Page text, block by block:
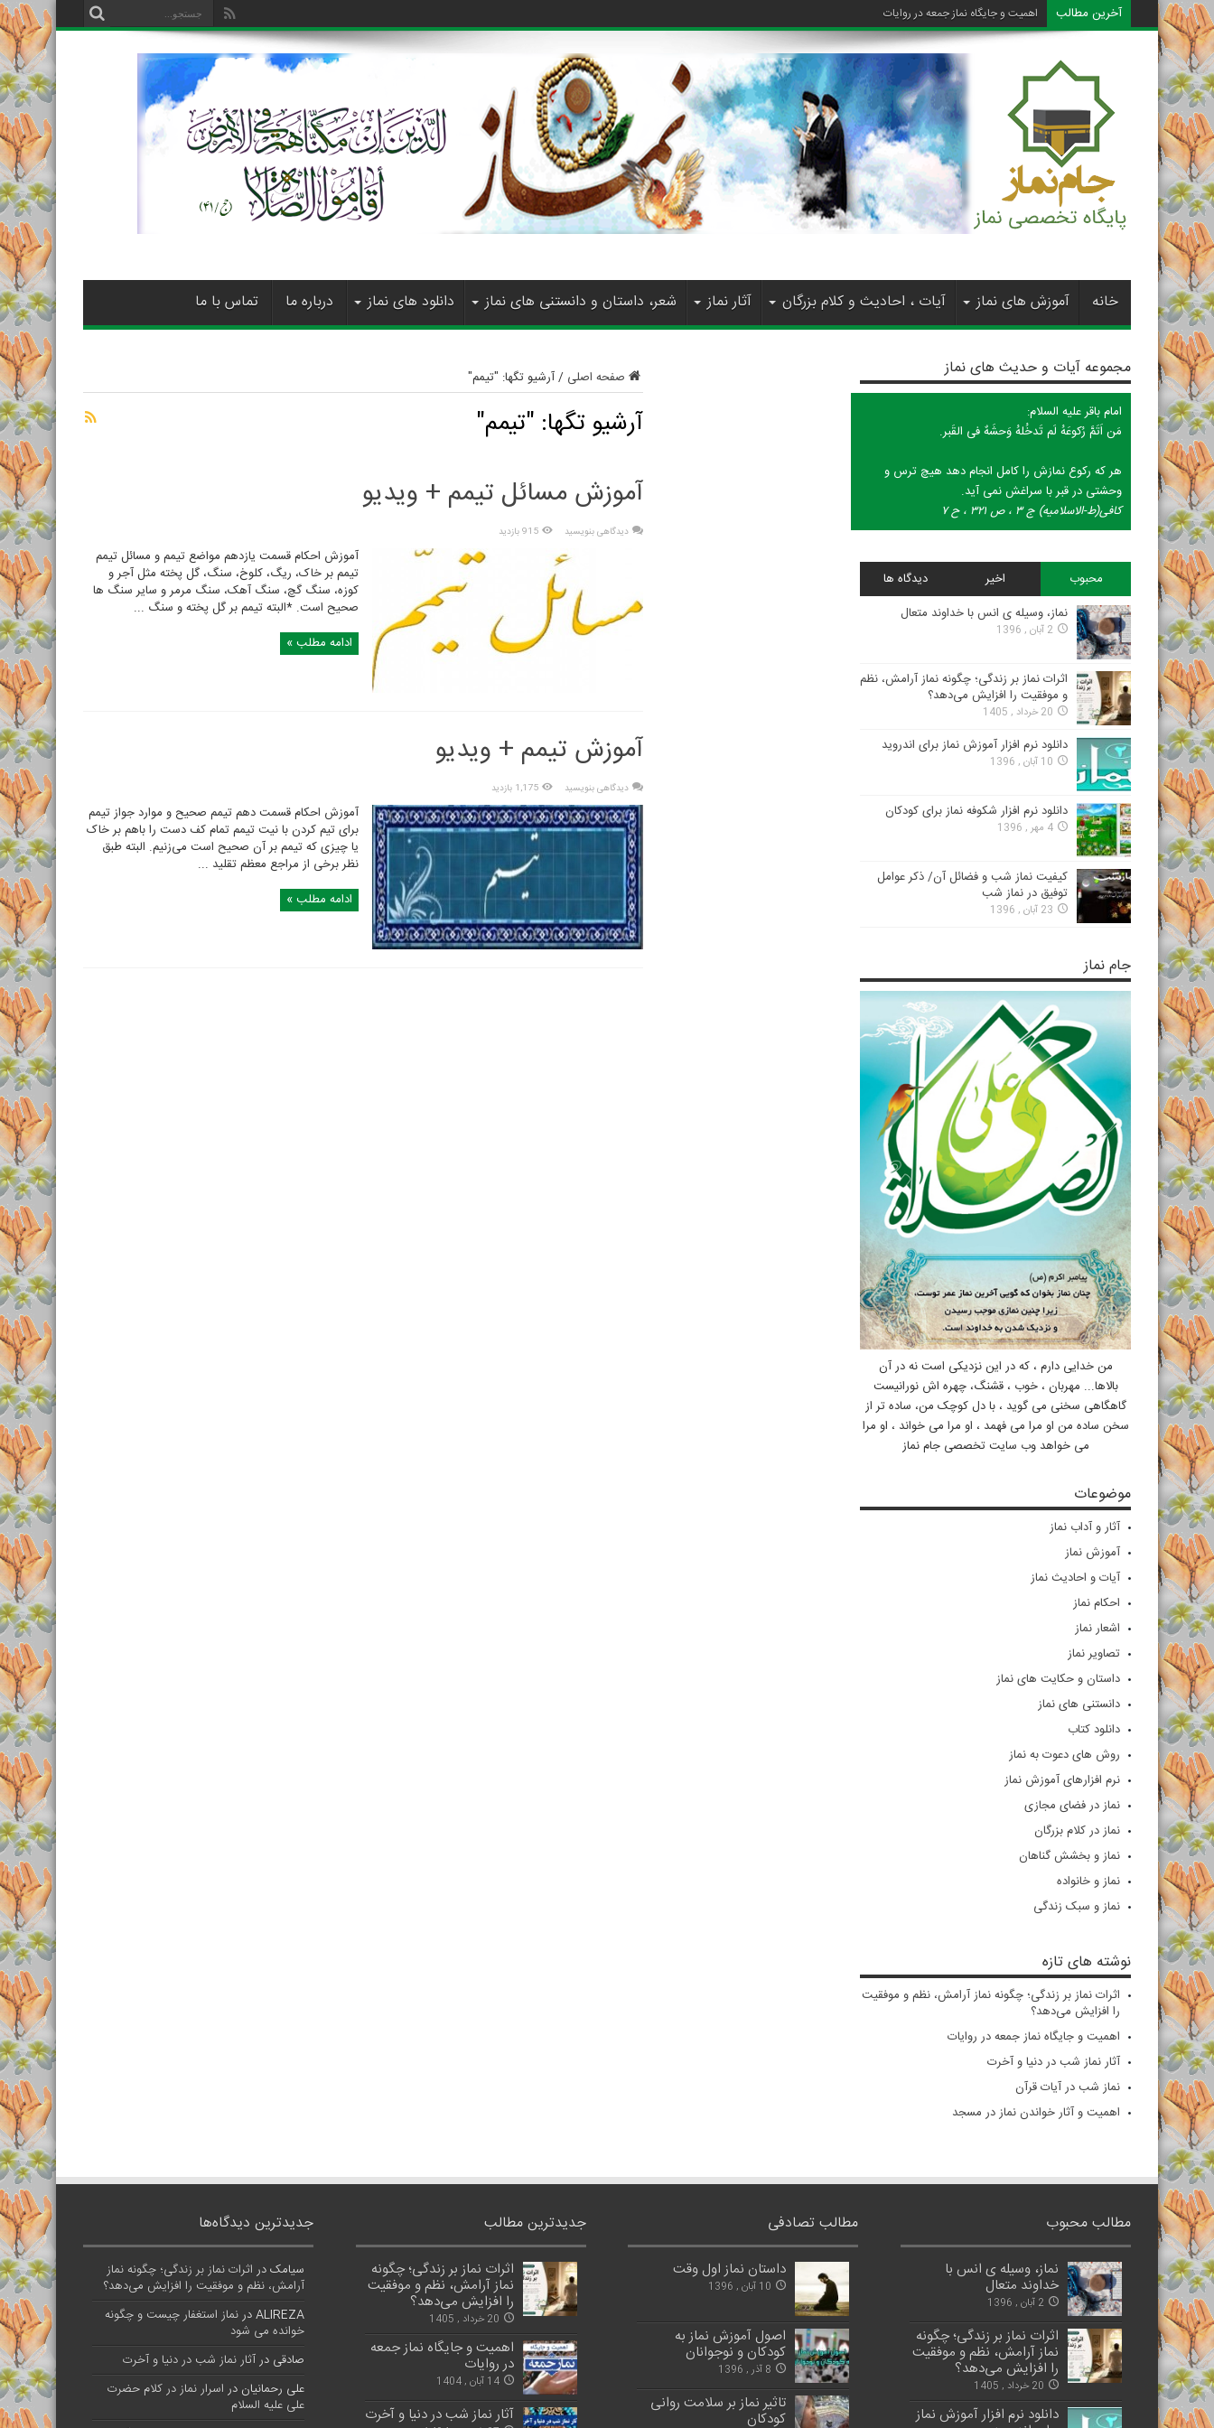
آخرین مطالب اهمیت و جایگاه نماز جمعه در روایات
خانه آموزش های نماز آیات ، احادیث و کلام بزرگان آثار نماز شعر، داستان و دانستنی های نماز دانلود های نماز درباره ما تماس با ما
صفحه اصلی /آرشیو تگها: "تیمم"
آرشیو تگها: "تیمم"
آموزش مسائل تیمم + ویدیو
دیدگاهی بنویسید 915 بازدید
آموزش احکام قسمت یازدهم مواضع تیمم و مسائل تیمم
تیمم بر خاک، ریگ، کلوخ، سنگ، گل پخته مثل آجر و
کوزه، سنگ گچ، سنگ آهک، سنگ مرمر و سایر سنگ ها
صحیح است. *البته تیمم بر گل پخته و سنگ ...
ادامه مطلب »
آموزش تیمم + ویدیو
دیدگاهی بنویسید 1,175 بازدید
آموزش احکام قسمت دهم تیمم صحیح و موارد جواز تیمم
برای تیم کردن با نیت تیمم تمام کف دست را باهم بر خاک
یا چیزی که تیمم بر آن صحیح است می‌زنیم. البته طبق
نظر برخی از مراجع معظم تقلید ...
ادامه مطلب »
مجموعه آیات و حدیث های نماز
امام باقر علیه السلام:
مَن اَتَمَّ رُکوعَهُ لَم تَدخُلهُ وَحشَهٌ فی القَبر.
هر که رکوع نمازش را کامل انجام دهد هیچ ترس و
وحشتی در قبر با سراغش نمی آید.
کافی(ط-الاسلامیه) ج ۳ ، ص ۳۲۱ ، ح ۷
محبوب اخیر
دیدگاه ها
نماز، وسیله ی انس با خداوند متعال
2 آبان , 1396
اثرات نماز بر زندگی؛ چگونه نماز آرامش، نظم
و موفقیت را افزایش می‌دهد؟
20 خرداد , 1405
دانلود نرم افزار آموزش نماز برای اندروید
10 آبان , 1396
دانلود نرم افزار شکوفه نماز برای کودکان
4 مهر , 1396
کیفیت نماز شب و فضائل آن/ ذکر عوامل
توفیق در نماز شب
23 آبان , 1396
جام نماز
من خدایی دارم ، که در این نزدیکی است نه در آن
بالاها... مهربان ، خوب ، قشنگ، چهره اش نورانیست
گاهگاهی سخنی می گوید ، با دل کوچک من، ساده تر از
سخن ساده من او مرا می فهمد ، او مرا می خواند ، او مرا
می خواهد وب سایت تخصصی جام نماز
موضوعات
آثار و آداب نماز
آموزش نماز
آیات و احادیث نماز
احکام نماز
اشعار نماز
تصاویر نماز
داستان و حکایت های نماز
دانستنی های نماز
دانلود کتاب
روش های دعوت به نماز
نرم افزارهای آموزش نماز
نماز در فضای مجازی
نماز در کلام بزرگان
نماز و بخشش گناهان
نماز و خانواده
نماز و سبک زندگی
نوشته های تازه
اثرات نماز بر زندگی؛ چگونه نماز آرامش، نظم و موفقیت
را افزایش می‌دهد؟
اهمیت و جایگاه نماز جمعه در روایات
آثار نماز شب در دنیا و آخرت
نماز شب در آیات قرآن
اهمیت و آثار خواندن نماز در مسجد
مطالب محبوب
نماز، وسیله ی انس با
خداوند متعال
2 آبان , 1396
اثرات نماز بر زندگی؛ چگونه
نماز آرامش، نظم و موفقیت
را افزایش می‌دهد؟
20 خرداد , 1405
دانلود نرم افزار آموزش نماز
مطالب تصادفی
داستان نماز اول وقت
10 آبان , 1396
اصول آموزش نماز به
كودكان و نوجوانان
8 آذر , 1396
تاثیر نماز بر سلامت روانی
کودکان
جدیدترین مطالب
اثرات نماز بر زندگی؛ چگونه
نماز آرامش، نظم و موفقیت
را افزایش می‌دهد؟
20 خرداد , 1405
اهمیت و جایگاه نماز جمعه
در روایات
14 آبان , 1404
آثار نماز شب در دنیا و آخرت
جدیدترین دیدگاه‌ها
سیامکدر اثرات نماز بر زندگی؛ چگونه نماز
آرامش، نظم و موفقیت را افزایش می‌دهد؟
ALIREZAدرنماز استغفار چیست و چگونه
خوانده می شود
صادقی درآثار نماز شب در دنیا و آخرت
علی رحمانیان در اسرار نماز در کلام حضرت
علی علیه السلام